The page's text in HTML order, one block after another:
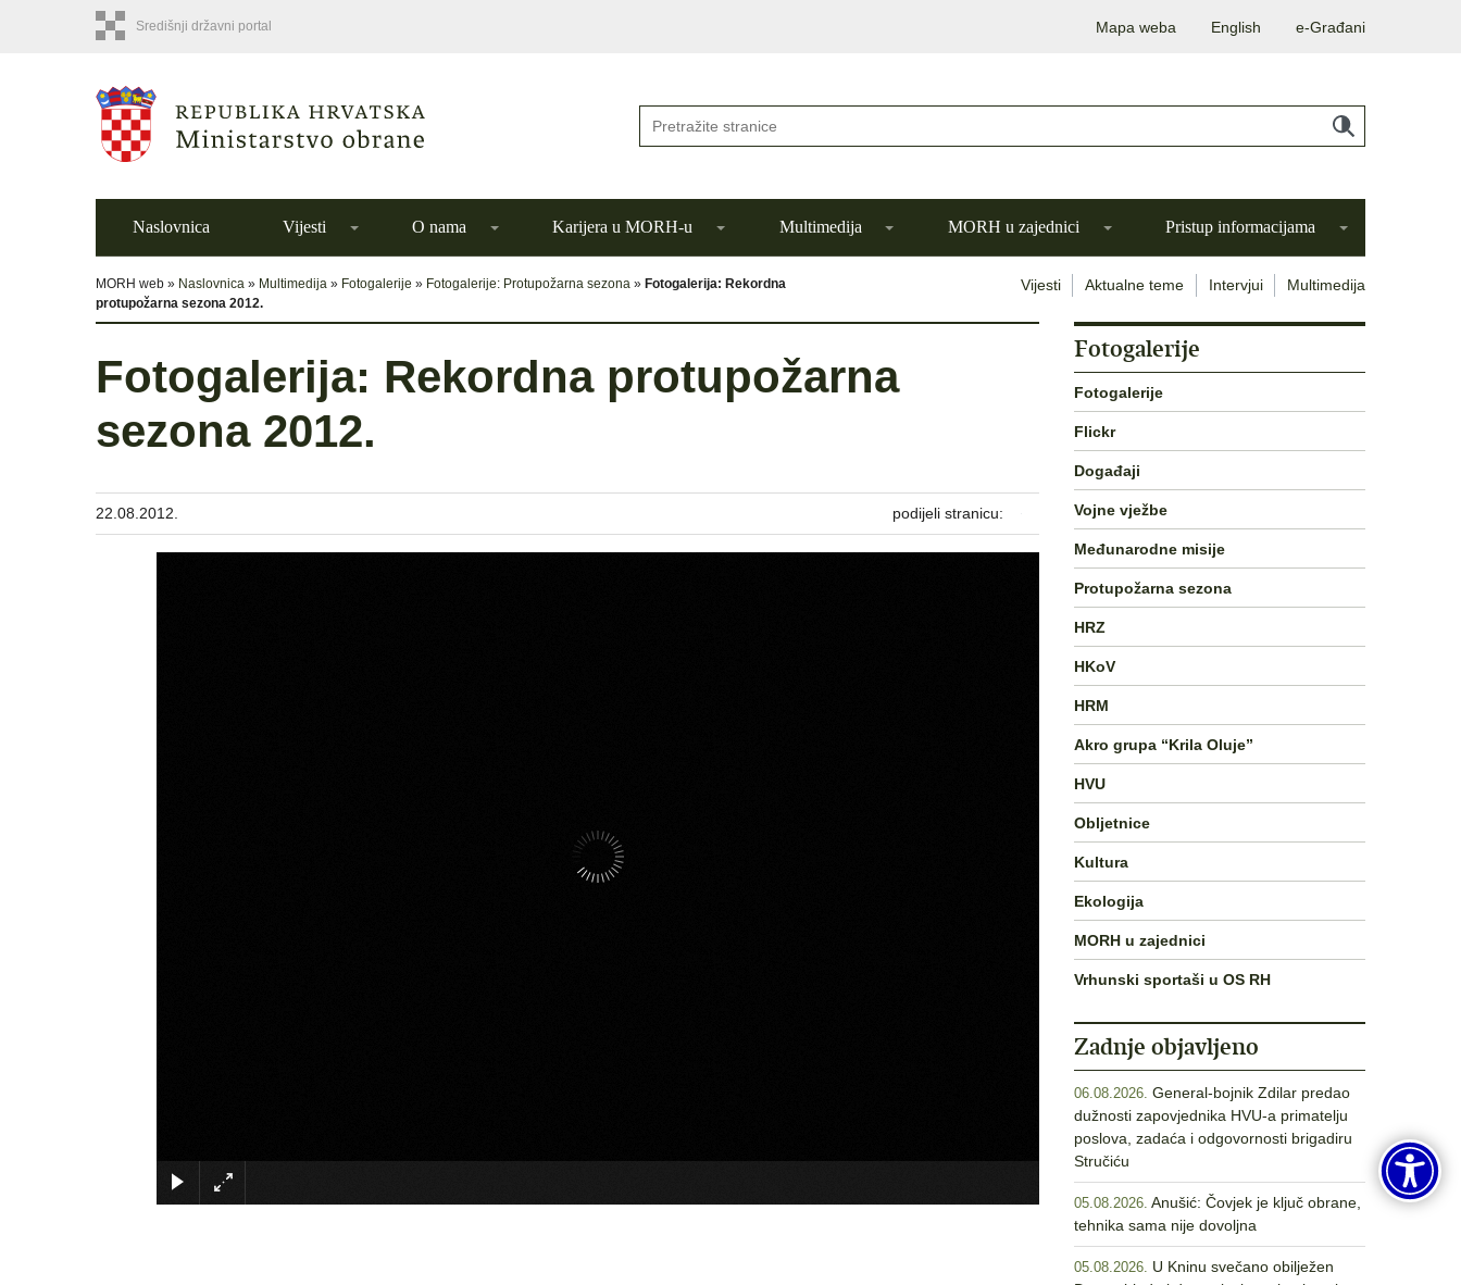
Središnji državni portal Mapa weba English e-Građani
Naslovnica Vijesti O nama Karijera u MORH-u Multimedija MORH u zajednici Pristup informacijama
MORH web » Naslovnica » Multimedija » Fotogalerije » Fotogalerije: Protupožarna sezona » Fotogalerija: Rekordna
protupožarna sezona 2012.
Vijesti Aktualne teme Intervjui Multimedija
Fotogalerija: Rekordna protupožarna
sezona 2012.
22.08.2012. podijeli stranicu:
Fotogalerije
Fotogalerije
Flickr
Događaji
Vojne vježbe
Međunarodne misije
Protupožarna sezona
HRZ
HKoV
HRM
Akro grupa “Krila Oluje”
HVU
Obljetnice
Kultura
Ekologija
MORH u zajednici
Vrhunski sportaši u OS RH
Zadnje objavljeno
06.08.2026. General-bojnik Zdilar predao
dužnosti zapovjednika HVU-a primatelju
poslova, zadaća i odgovornosti brigadiru
Stručiću
05.08.2026. Anušić: Čovjek je ključ obrane,
tehnika sama nije dovoljna
05.08.2026. U Kninu svečano obilježen